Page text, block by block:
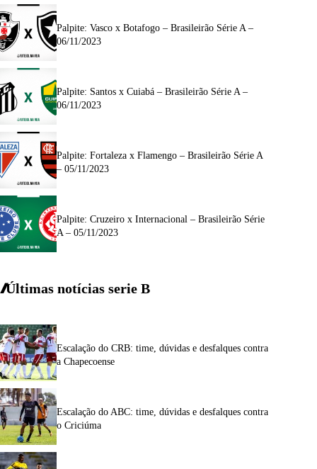
Palpite: Vasco x Botafogo – Brasileirão Série A –
06/11/2023
Palpite: Santos x Cuiabá – Brasileirão Série A –
06/11/2023
Palpite: Fortaleza x Flamengo – Brasileirão Série A
– 05/11/2023
Palpite: Cruzeiro x Internacional – Brasileirão Série
A – 05/11/2023
Últimas notícias serie B
Escalação do CRB: time, dúvidas e desfalques contra
a Chapecoense
Escalação do ABC: time, dúvidas e desfalques contra
o Criciúma